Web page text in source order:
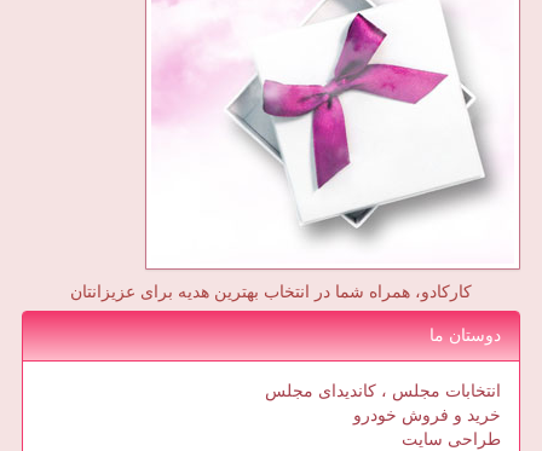
کارکادو، همراه شما در انتخاب بهترین هدیه برای عزیزانتان
دوستان ما
انتخابات مجلس ، کاندیدای مجلس
خرید و فروش خودرو
طراحی سایت